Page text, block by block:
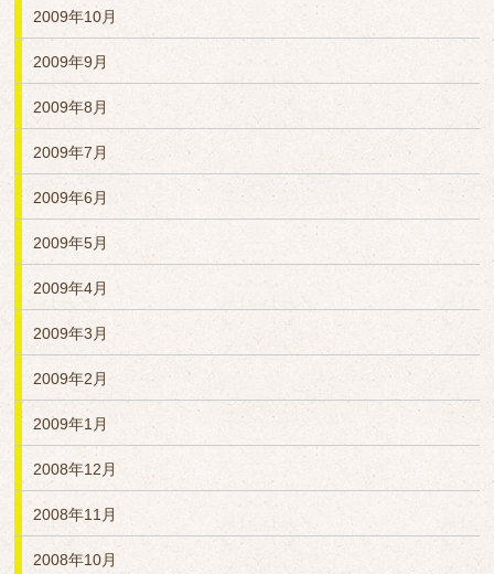
2009年10月
2009年9月
2009年8月
2009年7月
2009年6月
2009年5月
2009年4月
2009年3月
2009年2月
2009年1月
2008年12月
2008年11月
2008年10月